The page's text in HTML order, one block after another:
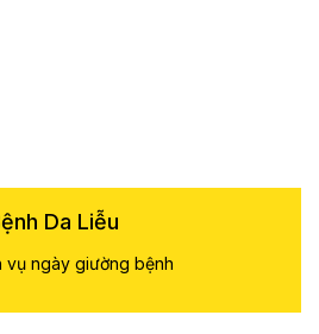
Da Liễu
vụ ngày giường bệnh